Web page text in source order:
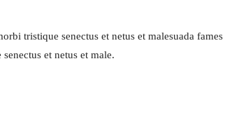
tristique senectus et netus et malesuada
et netus et male.